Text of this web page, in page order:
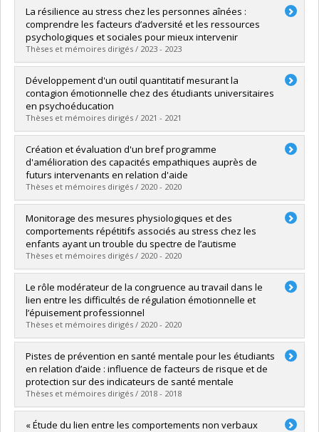
Graduate :Fouda Mah, Yannick Hubert
Cycle :Doctoral
Grade :Ph. D.
Lien vers le document dans Papyrus
La résilience au stress chez les personnes aînées :
comprendre les facteurs d’adversité et les ressources
psychologiques et sociales pour mieux intervenir
Thèses et mémoires dirigés / 2023 - 2023
Graduate :Richer, Marie-Josée
Cycle :Doctoral
Grade :Ph. D.
Lien vers le document dans Papyrus
Développement d'un outil quantitatif mesurant la
contagion émotionnelle chez des étudiants universitaires
en psychoéducation
Thèses et mémoires dirigés / 2021 - 2021
Graduate :Smart, Kaylee
Cycle :Master's
Grade :M. Sc.
Lien vers le document dans Papyrus
Création et évaluation d'un bref programme
d'amélioration des capacités empathiques auprès de
futurs intervenants en relation d'aide
Thèses et mémoires dirigés / 2020 - 2020
Graduate : Béland, Chloé
Cycle :Master's
Grade : M. Sc.
Lien vers le document dans Papyrus
Monitorage des mesures physiologiques et des
comportements répétitifs associés au stress chez les
enfants ayant un trouble du spectre de l’autisme
Thèses et mémoires dirigés / 2020 - 2020
Graduate :Dufour, Marie-Michèle
Cycle :Doctoral
Grade :Ph. D.
Lien vers le document dans Papyrus
Le rôle modérateur de la congruence au travail dans le
lien entre les difficultés de régulation émotionnelle et
l’épuisement professionnel
Thèses et mémoires dirigés / 2020 - 2020
Graduate :Paulus, Amélie
Cycle :Doctoral
Grade :D. Psy.
Lien vers le document dans Papyrus
Pistes de prévention en santé mentale pour les étudiants
en relation d’aide : influence de facteurs de risque et de
protection sur des indicateurs de santé mentale
Thèses et mémoires dirigés / 2018 - 2018
Graduate :Boisvert, Charles
« Étude du lien entre les comportements non verbaux